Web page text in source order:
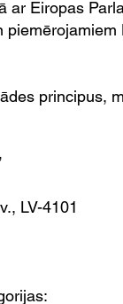
Eiropas
principus,
LV-4101